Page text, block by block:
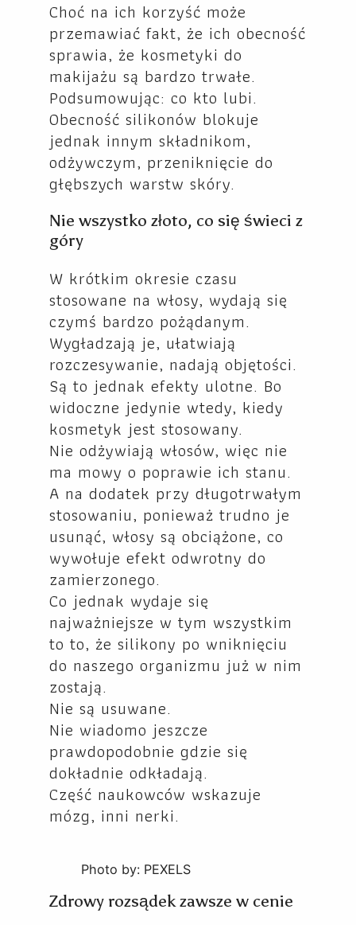
Choć na ich korzyść może
przemawiać fakt, że ich obecność
sprawia, że kosmetyki do
makijażu są bardzo trwałe.
Podsumowując: co kto lubi.
Obecność silikonów blokuje
jednak innym składnikom,
odżywczym, przeniknięcie do
głębszych warstw skóry.
Nie wszystko złoto, co się świeci z
góry
W krótkim okresie czasu
stosowane na włosy, wydają się
czymś bardzo pożądanym.
Wygładzają je, ułatwiają
rozczesywanie, nadają objętości.
Są to jednak efekty ulotne. Bo
widoczne jedynie wtedy, kiedy
kosmetyk jest stosowany.
Nie odżywiają włosów, więc nie
ma mowy o poprawie ich stanu.
A na dodatek przy długotrwałym
stosowaniu, ponieważ trudno je
usunąć, włosy są obciążone, co
wywołuje efekt odwrotny do
zamierzonego.
Co jednak wydaje się
najważniejsze w tym wszystkim
to to, że silikony po wniknięciu
do naszego organizmu już w nim
zostają.
Nie są usuwane.
Nie wiadomo jeszcze
prawdopodobnie gdzie się
dokładnie odkładają.
Część naukowców wskazuje
mózg, inni nerki.
Photo by: PEXELS
Zdrowy rozsądek zawsze w cenie